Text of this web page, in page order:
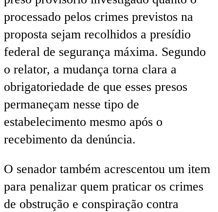
processado pelos crimes previstos na
proposta sejam recolhidos a presídio
federal de segurança máxima. Segundo
o relator, a mudança torna clara a
obrigatoriedade de que esses presos
permaneçam nesse tipo de
estabelecimento mesmo após o
recebimento da denúncia.
O senador também acrescentou um item
para penalizar quem praticar os crimes
de obstrução e conspiração contra